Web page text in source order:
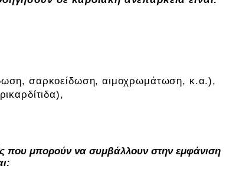
σαρκοείδωση, αιμοχρωμάτωση, κ.α.),
που μπορούν να συμβάλλουν στην εμφάνιση